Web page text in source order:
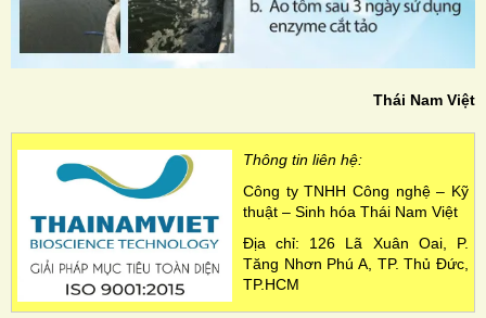
Thái Nam Việt
Thông tin liên hệ:
Công ty TNHH Công nghệ – Kỹ
thuật – Sinh hóa Thái Nam Việt
Địa chỉ: 126 Lã Xuân Oai, P.
Tăng Nhơn Phú A, TP. Thủ Đức,
TP.HCM